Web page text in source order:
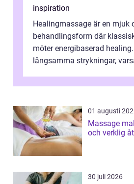
inspiration
Healingmassage är en mjuk
behandlingsform där
möter energibaserad
långsamma strykningar,
nervsys...
01 augusti
Massage malmö
och verklig
30 juli 2026